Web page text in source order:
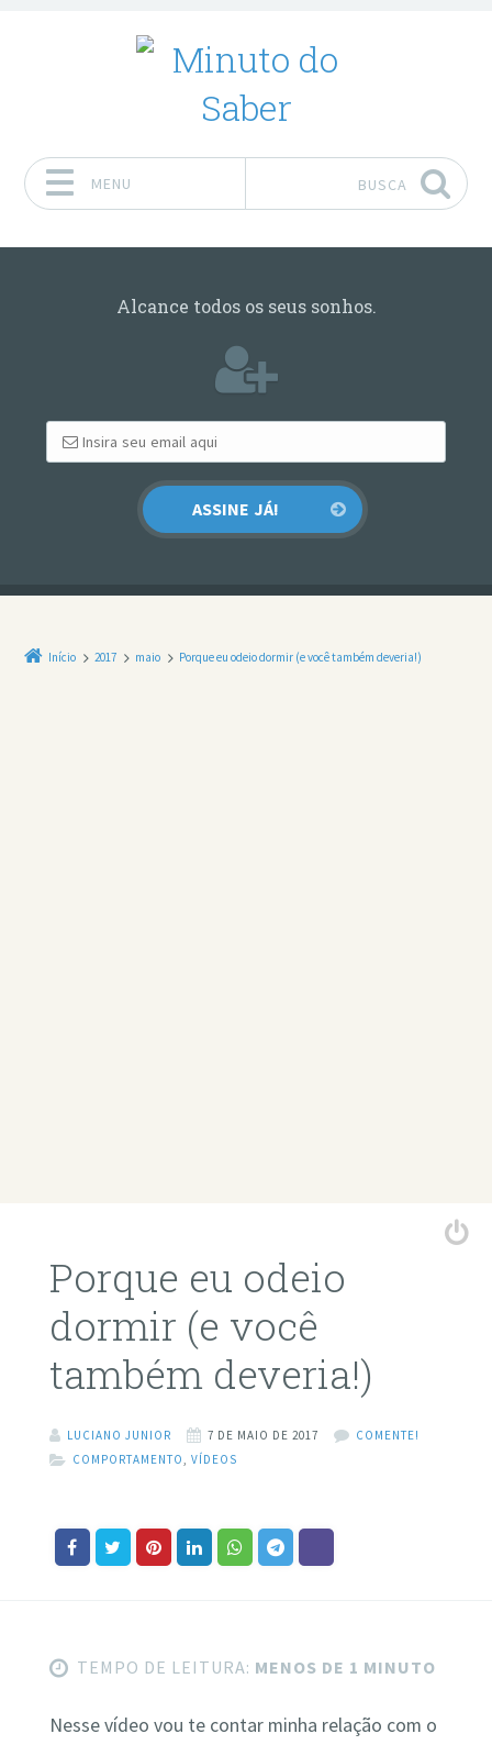
MENU BUSCA
Alcance todos os seus sonhos.
Início 2017 maio Porque eu odeio dormir (e você também deveria!)
Porque eu odeio
dormir (e você
também deveria!)
LUCIANO JUNIOR 7 DE MAIO DE 2017
COMENTE!
COMPORTAMENTO
VÍDEOS
TEMPO DE LEITURA: MENOS DE 1 MINUTO
Nesse vídeo vou te contar minha relação com o